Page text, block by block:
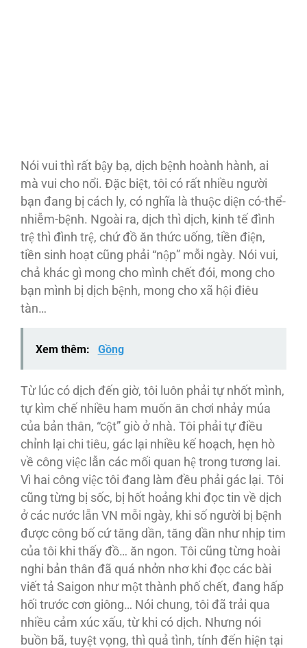
Nói vui thì rất bậy bạ, dịch bệnh hoành hành, ai
mà vui cho nổi. Đặc biệt, tôi có rất nhiều người
bạn đang bị cách ly, có nghĩa là thuộc diện có-thể-
nhiễm-bệnh. Ngoài ra, dịch thì dịch, kinh tế đình
trệ thì đình trệ, chứ đồ ăn thức uống, tiền điện,
tiền sinh hoạt cũng phải “nộp” mỗi ngày. Nói vui,
chả khác gì mong cho mình chết đói, mong cho
bạn mình bị dịch bệnh, mong cho xã hội điêu
tàn…
Xem thêm: Gồng
Từ lúc có dịch đến giờ, tôi luôn phải tự nhốt mình,
tự kìm chế nhiều ham muốn ăn chơi nhảy múa
của bản thân, “cột” giò ở nhà. Tôi phải tự điều
chỉnh lại chi tiêu, gác lại nhiều kế hoạch, hẹn hò
về công việc lẫn các mối quan hệ trong tương lai.
Vì hai công việc tôi đang làm đều phải gác lại. Tôi
cũng từng bị sốc, bị hốt hoảng khi đọc tin về dịch
ở các nước lẫn VN mỗi ngày, khi số người bị bệnh
được công bố cứ tăng dần, tăng dần như nhịp tim
của tôi khi thấy đồ… ăn ngon. Tôi cũng từng hoài
nghi bản thân đã quá nhởn nhơ khi đọc các bài
viết tả Saigon như một thành phố chết, đang hấp
hối trước cơn giông… Nói chung, tôi đã trải qua
nhiều cảm xúc xấu, từ khi có dịch. Nhưng nói
buồn bã, tuyệt vọng, thì quả tình, tính đến hiện tại